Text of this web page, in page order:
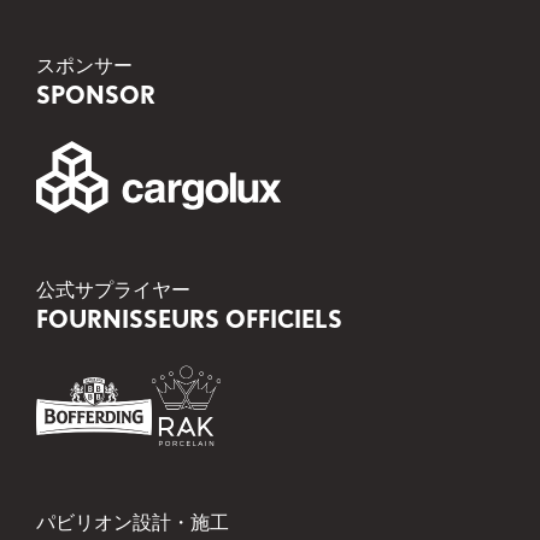
スポンサー
SPONSOR
公式サプライヤー
FOURNISSEURS OFFICIELS
パビリオン設計・施工